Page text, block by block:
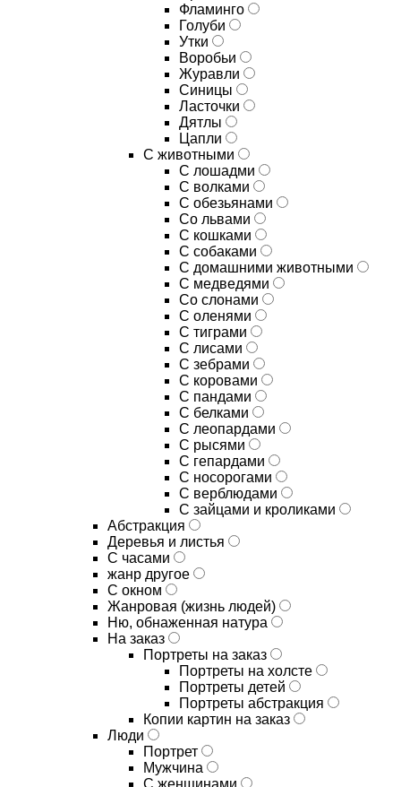
Фламинго
Голуби
Утки
Воробьи
Журавли
Синицы
Ласточки
Дятлы
Цапли
С животными
С лошадми
С волками
С обезьянами
Со львами
С кошками
С собаками
С домашними животными
С медведями
Со слонами
С оленями
С тиграми
С лисами
С зебрами
С коровами
С пандами
С белками
С леопардами
С рысями
С гепардами
С носорогами
С верблюдами
С зайцами и кроликами
Абстракция
Деревья и листья
С часами
жанр другое
С окном
Жанровая (жизнь людей)
Ню, обнаженная натура
На заказ
Портреты на заказ
Портреты на холсте
Портреты детей
Портреты абстракция
Копии картин на заказ
Люди
Портрет
Мужчина
С женщинами